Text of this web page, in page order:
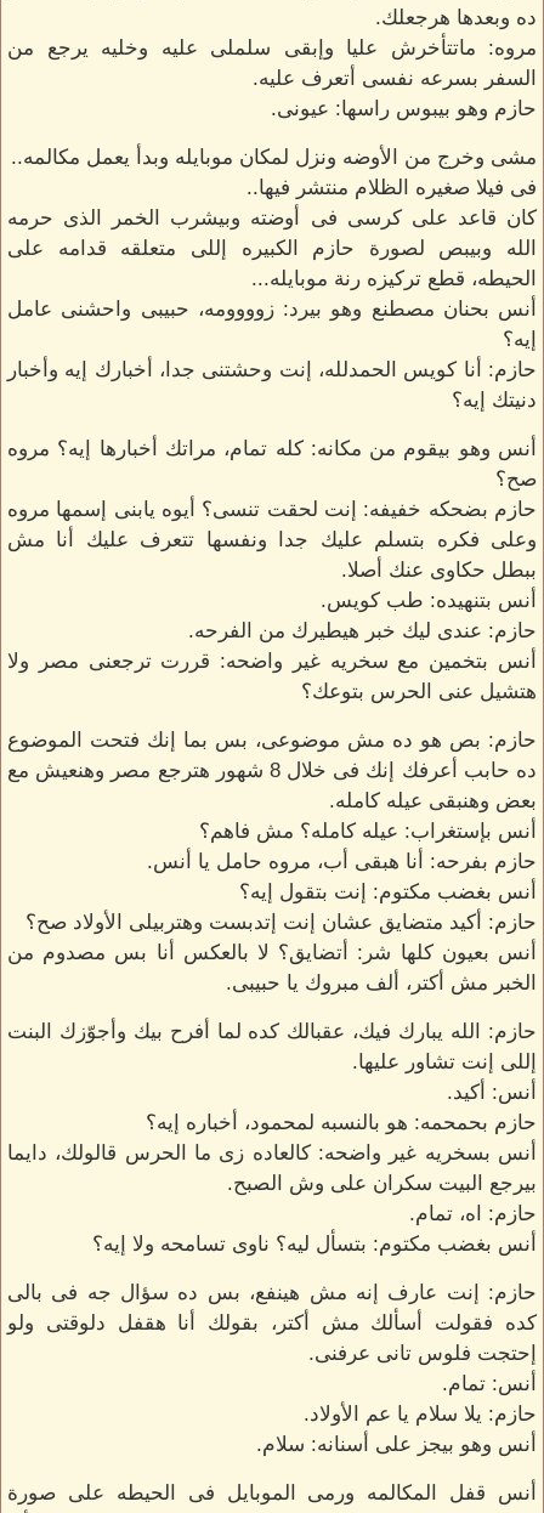
ده وبعدها هرجعلك.
مروه: ماتتأخرش عليا وإبقى سلملى عليه وخليه يرجع من
السفر بسرعه نفسى أتعرف عليه.
حازم وهو بيبوس راسها: عيونى.
مشى وخرج من الأوضه ونزل لمكان موبايله وبدأ يعمل مكالمه..
فى فيلا صغيره الظلام منتشر فيها..
كان قاعد على كرسى فى أوضته وبيشرب الخمر الذى حرمه
الله وبيبص لصورة حازم الكبيره إللى متعلقه قدامه على
الحيطه، قطع تركيزه رنة موبايله...
أنس بحنان مصطنع وهو بيرد: زوووومه، حبيبى واحشنى عامل
إيه؟
حازم: أنا كويس الحمدلله، إنت وحشتنى جدا، أخبارك إيه وأخبار
دنيتك إيه؟
أنس وهو بيقوم من مكانه: كله تمام، مراتك أخبارها إيه؟ مروه
صح؟
حازم بضحكه خفيفه: إنت لحقت تنسى؟ أيوه يابنى إسمها مروه
وعلى فكره بتسلم عليك جدا ونفسها تتعرف عليك أنا مش
ببطل حكاوى عنك أصلا.
أنس بتنهيده: طب كويس.
حازم: عندى ليك خبر هيطيرك من الفرحه.
أنس بتخمين مع سخريه غير واضحه: قررت ترجعنى مصر ولا
هتشيل عنى الحرس بتوعك؟
حازم: بص هو ده مش موضوعى، بس بما إنك فتحت الموضوع
ده حابب أعرفك إنك فى خلال 8 شهور هترجع مصر وهنعيش مع
بعض وهنبقى عيله كامله.
أنس بإستغراب: عيله كامله؟ مش فاهم؟
حازم بفرحه: أنا هبقى أب، مروه حامل يا أنس.
أنس بغضب مكتوم: إنت بتقول إيه؟
حازم: أكيد متضايق عشان إنت إتدبست وهتربيلى الأولاد صح؟
أنس بعيون كلها شر: أتضايق؟ لا بالعكس أنا بس مصدوم من
الخبر مش أكتر، ألف مبروك يا حبيبى.
حازم: الله يبارك فيك، عقبالك كده لما أفرح بيك وأجوّزك البنت
إللى إنت تشاور عليها.
أنس: أكيد.
حازم بحمحمه: هو بالنسبه لمحمود، أخباره إيه؟
أنس بسخريه غير واضحه: كالعاده زى ما الحرس قالولك، دايما
بيرجع البيت سكران على وش الصبح.
حازم: اه، تمام.
أنس بغضب مكتوم: بتسأل ليه؟ ناوى تسامحه ولا إيه؟
حازم: إنت عارف إنه مش هينفع، بس ده سؤال جه فى بالى
كده فقولت أسألك مش أكتر، بقولك أنا هقفل دلوقتى ولو
إحتجت فلوس تانى عرفنى.
أنس: تمام.
حازم: يلا سلام يا عم الأولاد.
أنس وهو بيجز على أسنانه: سلام.
أنس قفل المكالمه ورمى الموبايل فى الحيطه على صورة